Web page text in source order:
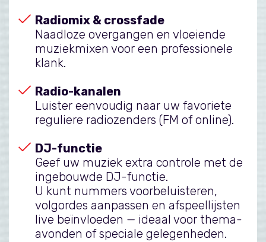
Radiomix & crossfade
Naadloze overgangen en vloeiende
muziekmixen voor een professionele
klank.
Radio-kanalen
Luister eenvoudig naar uw favoriete
reguliere radiozenders (FM of online).
DJ-functie
Geef uw muziek extra controle met de
ingebouwde DJ-functie.
U kunt nummers voorbeluisteren,
volgordes aanpassen en afspeellijsten
live beïnvloeden — ideaal voor thema-
avonden of speciale gelegenheden.